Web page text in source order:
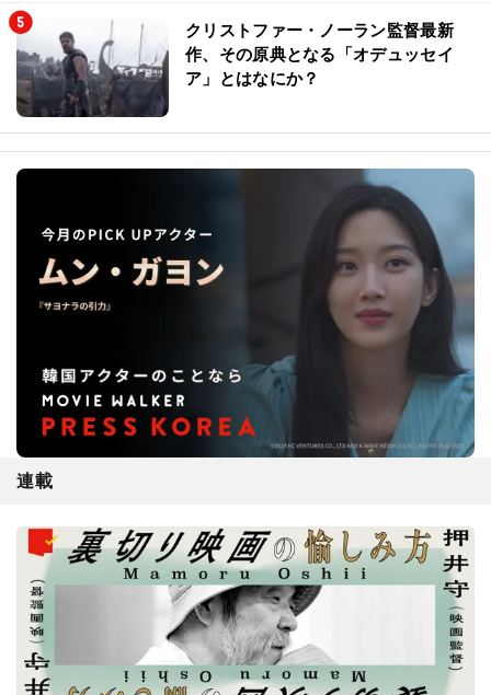
クリストファー・ノーラン監督最新
作、その原典となる「オデュッセイ
ア」とはなにか？
連載